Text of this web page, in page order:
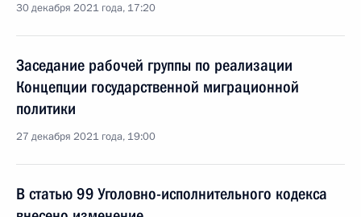
30 декабря 2021 года, 17:20
Заседание рабочей группы по реализации
Концепции государственной миграционной
политики
27 декабря 2021 года, 19:00
В статью 99 Уголовно-исполнительного кодекса